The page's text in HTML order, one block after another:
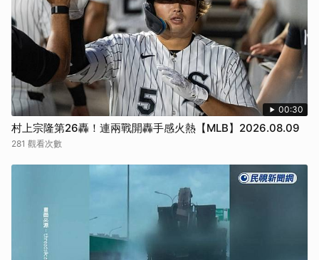
00:30
村上宗隆第26轟！連兩戰開轟手感火熱【MLB】2026.08.09
281 觀看次數